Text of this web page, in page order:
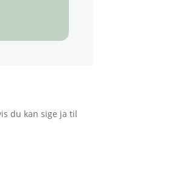
du kan sige ja til